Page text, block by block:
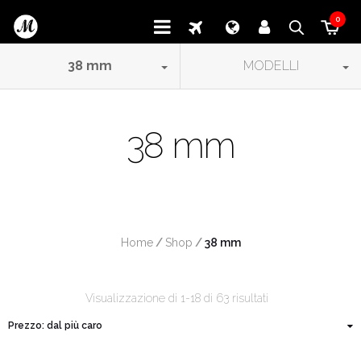
0
38 mm MODELLI
38 mm
Home / Shop / 38 mm
Visualizzazione di 1-18 di 63 risultati